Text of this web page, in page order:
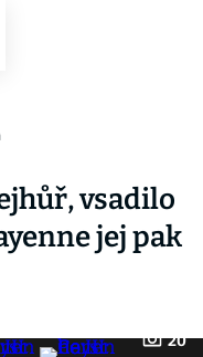
vsadilo
jej pak
20